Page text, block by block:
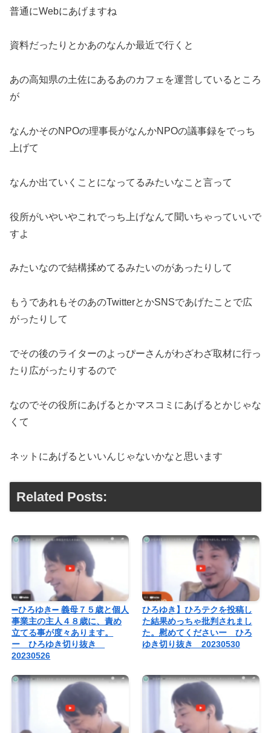
普通にWebにあげますね
資料だったりとかあのなんか最近で行くと
あの高知県の土佐にあるあのカフェを運営しているところ
が
なんかそのNPOの理事長がなんかNPOの議事録をでっち
上げて
なんか出ていくことになってるみたいなこと言って
役所がいやいやこれでっち上げなんて聞いちゃっていいで
すよ
みたいなので結構揉めてるみたいのがあったりして
もうであれもそのあのTwitterとかSNSであげたことで広
がったりして
でその後のライターのよっぴーさんがわざわざ取材に行っ
たり広がったりするので
なのでその役所にあげるとかマスコミにあげるとかじゃな
くて
ネットにあげるといいんじゃないかなと思います
Related Posts:
➖ひろゆき➖ 義母７５歳と個人
事業主の主人４８歳に、責め
立てる事が度々あります。
ー ひろゆき切り抜き
20230526
ひろゆき】ひろテクを投稿し
た結果めっちゃ批判されまし
た。慰めてくださいー ひろ
ゆき切り抜き 20230530